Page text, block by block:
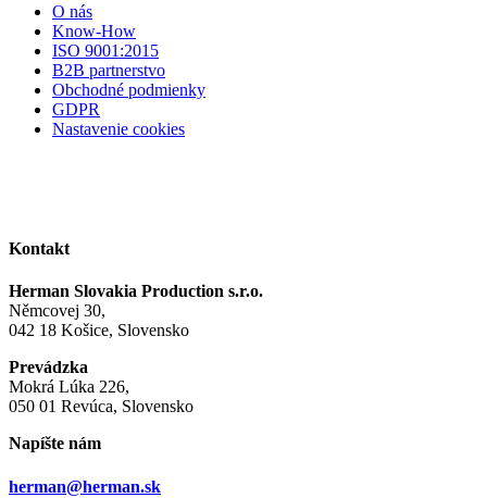
O nás
Know-How
ISO 9001:2015
B2B partnerstvo
Obchodné podmienky
GDPR
Nastavenie cookies
Kontakt
Herman Slovakia Production s.r.o.
Němcovej 30,
042 18 Košice, Slovensko
Prevádzka
Mokrá Lúka 226,
050 01 Revúca, Slovensko
Napíšte nám
herman@herman.sk